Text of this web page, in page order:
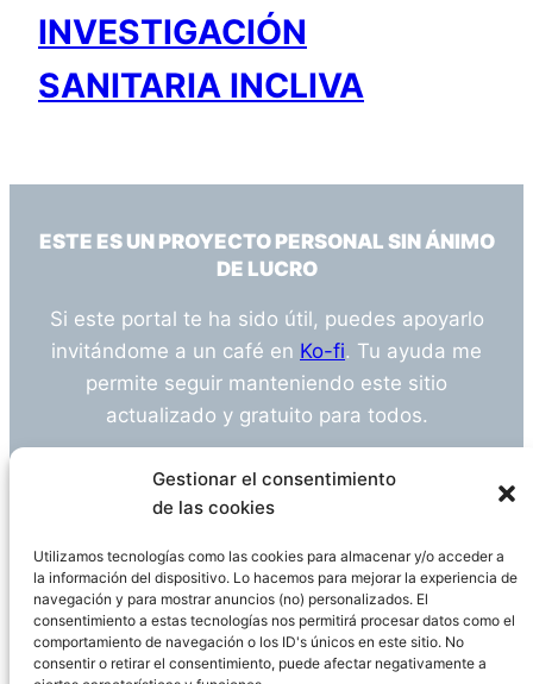
Gestionar el consentimiento
de las cookies
Utilizamos tecnologías como las cookies para almacenar y/o acceder a
la información del dispositivo. Lo hacemos para mejorar la experiencia de
navegación y para mostrar anuncios (no) personalizados. El
consentimiento a estas tecnologías nos permitirá procesar datos como el
comportamiento de navegación o los ID's únicos en este sitio. No
consentir o retirar el consentimiento, puede afectar negativamente a
INVESTIGACIÓN
SANITARIA INCLIVA
ESTE ES UN PROYECTO PERSONAL SIN ÁNIMO
DE LUCRO
Si este portal te ha sido útil, puedes apoyarlo
invitándome a un café en Ko-fi. Tu ayuda me
permite seguir manteniendo este sitio
actualizado y gratuito para todos.
¿Tienes alguna duda o sugerencia? Escríbeme
info@empleosanitarioinvestigacion.es
Descargo de Responsabilidad
Declaración de Privacidad Política de cookies